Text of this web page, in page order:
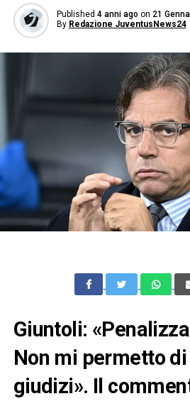
Published 4 anni ago on 21
By Redazione JuventusNews24
Giuntoli:
Non mi permetto
giudizi». Il